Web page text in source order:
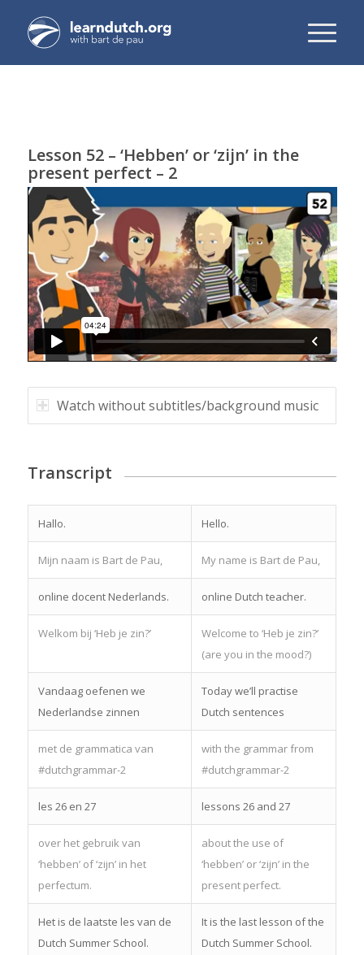
Lesson 52 – ‘Hebben’ or ‘zijn’ in the
present perfect – 2
Watch without subtitles/background music
Transcript
Hallo. Hello.
Mijn naam is Bart de Pau, My name is Bart de Pau,
online docent Nederlands. online Dutch teacher.
Welkom bij ‘Heb je zin?’
Welcome to ‘Heb je zin?’
(are you in the mood?)
Vandaag oefenen we
Nederlandse zinnen
Today we’ll practise
Dutch sentences
met de grammatica van
#dutchgrammar-2
with the grammar from
#dutchgrammar-2
les 26 en 27 lessons 26 and 27
over het gebruik van
‘hebben’ of ‘zijn’ in het
perfectum.
about the use of
‘hebben’ or ‘zijn’ in the
present perfect.
Het is de laatste les van de
Dutch Summer School.
It is the last lesson of the
Dutch Summer School.